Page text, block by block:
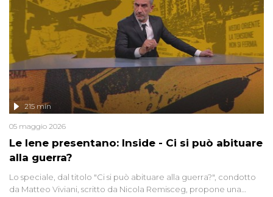
Le Iene presentano: Inside - Ci si può abituare
alla guerra?
215 min
05 maggio 2026
Lo speciale, dal titolo "Ci si può abituare alla guerra?", condotto
da Matteo Viviani, scritto da Nicola Remisceg, propone una